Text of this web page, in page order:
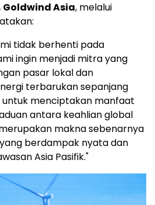
Goldwind Asia, melalui
tidak berhenti pada
ingin menjadi mitra yang
pasar lokal dan
terbarukan sepanjang
untuk menciptakan manfaat
antara keahlian global
makna sebenarnya
berdampak nyata dan
Asia Pasifik."